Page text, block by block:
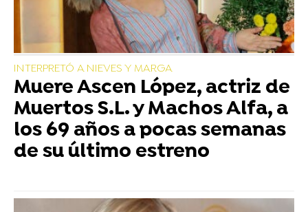
INTERPRETÓ A NIEVES Y MARGA
Muere Ascen López, actriz de
Muertos S.L. y Machos Alfa, a
los 69 años a pocas semanas
de su último estreno